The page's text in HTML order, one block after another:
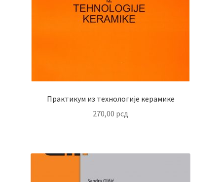
Практикум из технологије керамике
270,00 рсд